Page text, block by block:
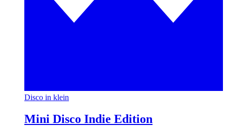
Disco in klein
Mini Disco Indie Edition